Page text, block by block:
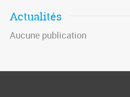
Actualités
Aucune publication